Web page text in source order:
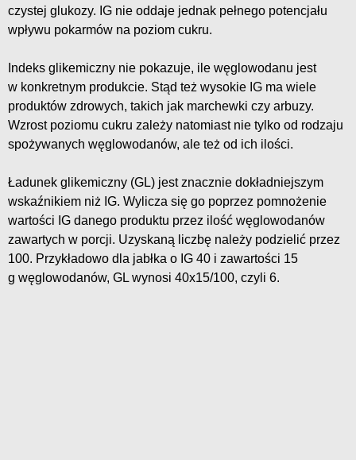
czystej glukozy. IG nie oddaje jednak pełnego potencjału
wpływu pokarmów na poziom cukru.
Indeks glikemiczny nie pokazuje, ile węglowodanu jest
w konkretnym produkcie. Stąd też wysokie IG ma wiele
produktów zdrowych, takich jak marchewki czy arbuzy.
Wzrost poziomu cukru zależy natomiast nie tylko od rodzaju
spożywanych węglowodanów, ale też od ich ilości.
Ładunek glikemiczny (GL) jest znacznie dokładniejszym
wskaźnikiem niż IG. Wylicza się go poprzez pomnożenie
wartości IG danego produktu przez ilość węglowodanów
zawartych w porcji. Uzyskaną liczbę należy podzielić przez
100. Przykładowo dla jabłka o IG 40 i zawartości 15
g węglowodanów, GL wynosi 40x15/100, czyli 6.